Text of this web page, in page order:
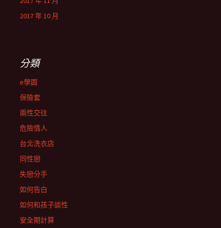
2017 年 10 月
分類
e學園
保險套
兩性交往
危險情人
台北洗衣店
同性戀
失戀分手
如何告白
如何和孩子談性
安全期計算